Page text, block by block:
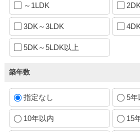
～1LDK
3DK～3LDK
5DK～5LDK以上
築年数
指定なし 5年
10年以内 15